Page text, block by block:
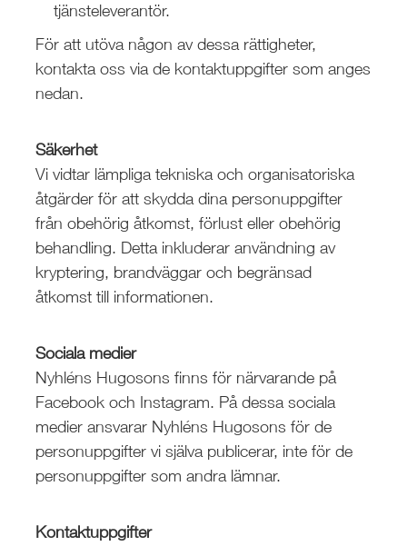
tjänsteleverantör.
För att utöva någon av dessa rättigheter,
kontakta oss via de kontaktuppgifter som anges
nedan.
Säkerhet
Vi vidtar lämpliga tekniska och organisatoriska
åtgärder för att skydda dina personuppgifter
från obehörig åtkomst, förlust eller obehörig
behandling. Detta inkluderar användning av
kryptering, brandväggar och begränsad
åtkomst till informationen.
Sociala medier
Nyhléns Hugosons finns för närvarande på
Facebook och Instagram. På dessa sociala
medier ansvarar Nyhléns Hugosons för de
personuppgifter vi själva publicerar, inte för de
personuppgifter som andra lämnar.
Kontaktuppgifter